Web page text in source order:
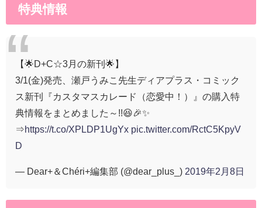
特典情報
【🌟D+C☆3月の新刊🌟】
3/1(金)発売、瀬戸うみこ先生ディアプラス・コミック
ス新刊『カスタマスカレード（恋愛中！）』の購入特
典情報をまとめました～!!😆🎉✨
⇒https://t.co/XPLDP1UgYx pic.twitter.com/RctC5KpyV
D
— Dear+＆Chéri+編集部 (@dear_plus_) 2019年2月8日